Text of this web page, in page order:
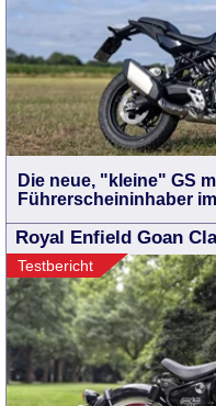
Die neue, "kleine" GS
Führerscheininhaber
Royal Enfield Goan
Testbericht